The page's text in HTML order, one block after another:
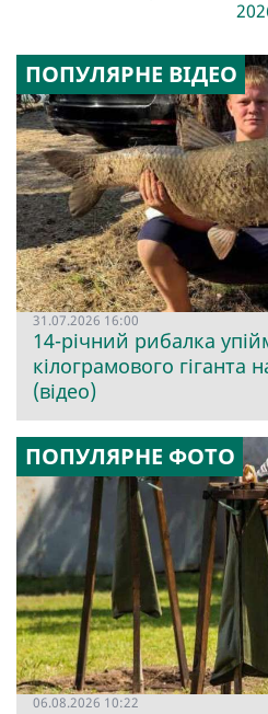
ПОПУЛЯРНЕ ВІДЕО
31.07.2026 16:00
14-річний рибалка
кілограмового гіганта
(відео)
ПОПУЛЯРНЕ ФОТО
06.08.2026 10:22